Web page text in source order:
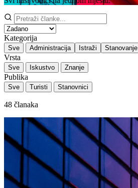
Kategorija
Sve Administracija Istraži Stanovanje
Vrsta
Sve Iskustvo Znanje
Publika
Sve Turisti Stanovnici
48 članaka